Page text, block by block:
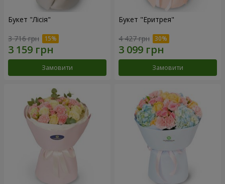
Букет "Лісія"
3 716 грн
Замовити
Букет "Еритрея"
4 427 грн
Замовити